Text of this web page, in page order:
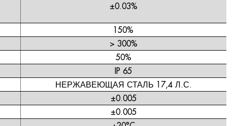
±0.03%
150%
> 300%
50%
IP 65
НЕРЖАВЕЮЩАЯ СТАЛЬ 17,4 Л.С.
±0.005
±0.005